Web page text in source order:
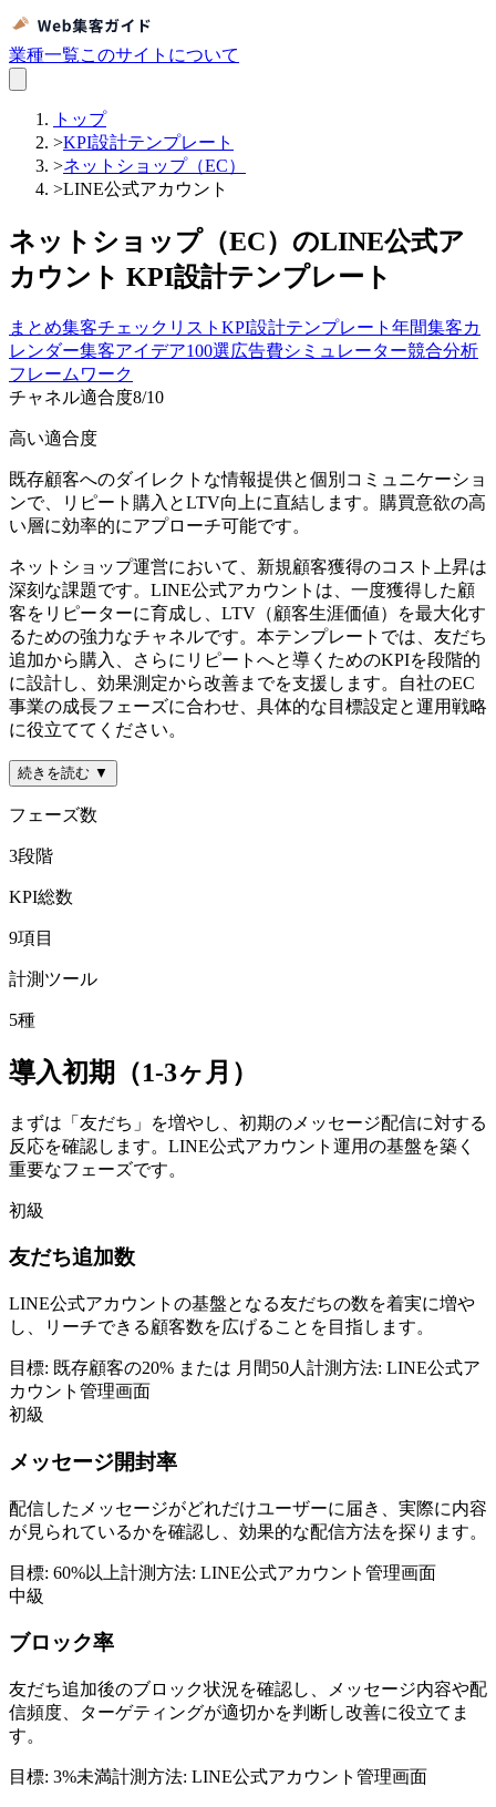
業種一覧このサイトについて
トップ
>KPI設計テンプレート
>ネットショップ（EC）
>LINE公式アカウント
ネットショップ（EC）のLINE公式ア
カウント KPI設計テンプレート
まとめ集客チェックリスト KPI設計テンプレート 年間集客カ
レンダー集客アイデア100選広告費シミュレーター競合分析
フレームワーク
チャネル適合度8/10
高い適合度
既存顧客へのダイレクトな情報提供と個別コミュニケーショ
ンで、リピート購入とLTV向上に直結します。購買意欲の高
い層に効率的にアプローチ可能です。
ネットショップ運営において、新規顧客獲得のコスト上昇は
深刻な課題です。LINE公式アカウントは、一度獲得した顧
客をリピーターに育成し、LTV（顧客生涯価値）を最大化す
るための強力なチャネルです。本テンプレートでは、友だち
追加から購入、さらにリピートへと導くためのKPIを段階的
に設計し、効果測定から改善までを支援します。自社のEC
事業の成長フェーズに合わせ、具体的な目標設定と運用戦略
に役立ててください。
続きを読む ▼
フェーズ数
3段階
KPI総数
9項目
計測ツール
5種
導入初期（1-3ヶ月）
まずは「友だち」を増やし、初期のメッセージ配信に対する
反応を確認します。LINE公式アカウント運用の基盤を築く
重要なフェーズです。
初級
友だち追加数
LINE公式アカウントの基盤となる友だちの数を着実に増や
し、リーチできる顧客数を広げることを目指します。
目標: 既存顧客の20% または 月間50人 計測方法: LINE公式ア
カウント管理画面
初級
メッセージ開封率
配信したメッセージがどれだけユーザーに届き、実際に内容
が見られているかを確認し、効果的な配信方法を探ります。
目標: 60%以上計測方法: LINE公式アカウント管理画面
中級
ブロック率
友だち追加後のブロック状況を確認し、メッセージ内容や配
信頻度、ターゲティングが適切かを判断し改善に役立てま
す。
目標: 3%未満計測方法: LINE公式アカウント管理画面